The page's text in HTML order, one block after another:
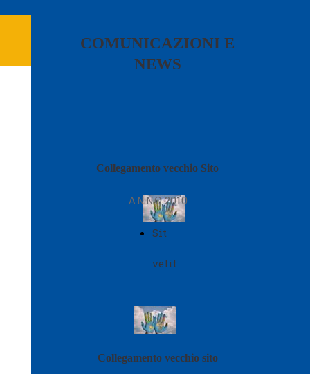
COMUNICAZIONI E
NEWS
Collegamento vecchio Sito
Collegamento vecchio sito
ANNO 2010
Sit
velit